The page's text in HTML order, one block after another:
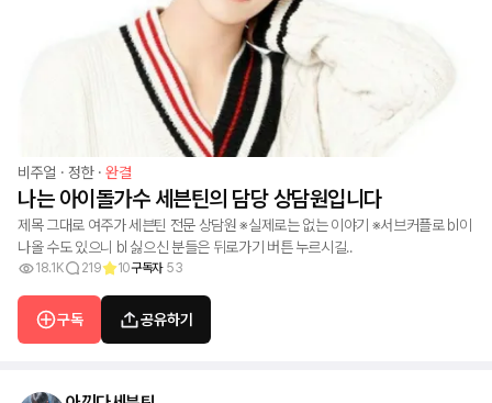
비주얼 · 정한·완결
나는 아이돌가수 세븐틴의 담당 상담원입니다
제목 그대로 여주가 세븐틴 전문 상담원 ※실제로는 없는 이야기 ※서브커플로 bl이
나올 수도 있으니 bl 싫으신 분들은 뒤로가기 버튼 누르시길..
18.1K 219 10구독자 53
구독 공유하기